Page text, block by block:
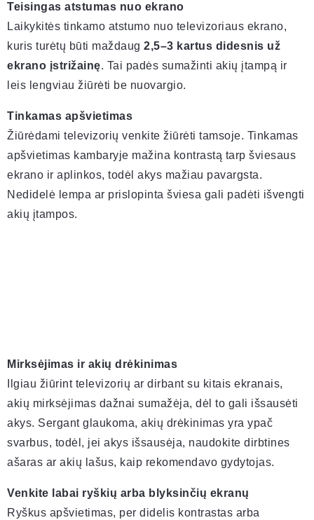
Teisingas atstumas nuo ekrano
Laikykitės tinkamo atstumo nuo televizoriaus ekrano,
kuris turėtų būti maždaug 2,5–3 kartus didesnis už
ekrano įstrižainę. Tai padės sumažinti akių įtampą ir
leis lengviau žiūrėti be nuovargio.
Tinkamas apšvietimas
Žiūrėdami televizorių venkite žiūrėti tamsoje. Tinkamas
apšvietimas kambaryje mažina kontrastą tarp šviesaus
ekrano ir aplinkos, todėl akys mažiau pavargsta.
Nedidelė lempa ar prislopinta šviesa gali padėti išvengti
akių įtampos.
Mirksėjimas ir akių drėkinimas
Ilgiau žiūrint televizorių ar dirbant su kitais ekranais,
akių mirksėjimas dažnai sumažėja, dėl to gali išsausėti
akys. Sergant glaukoma, akių drėkinimas yra ypač
svarbus, todėl, jei akys išsausėja, naudokite dirbtines
ašaras ar akių lašus, kaip rekomendavo gydytojas.
Venkite labai ryškių arba blyksinčių ekranų
Ryškus apšvietimas, per didelis kontrastas arba